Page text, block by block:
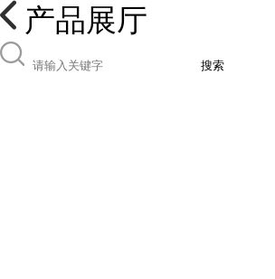
产品展厅
搜索